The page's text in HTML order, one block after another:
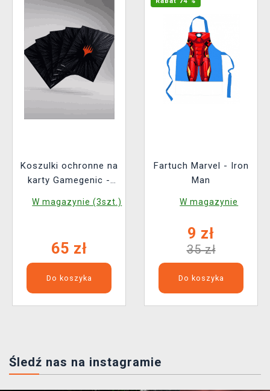
Koszulki ochronne na
karty Gamegenic -
- Premium Double
W magazynie (3szt.)
65 zł
Do koszyka
Fartuch Marvel - Iron
Man
W magazynie
9 zł
35 zł
Do koszyka
Śledź nas na instagramie